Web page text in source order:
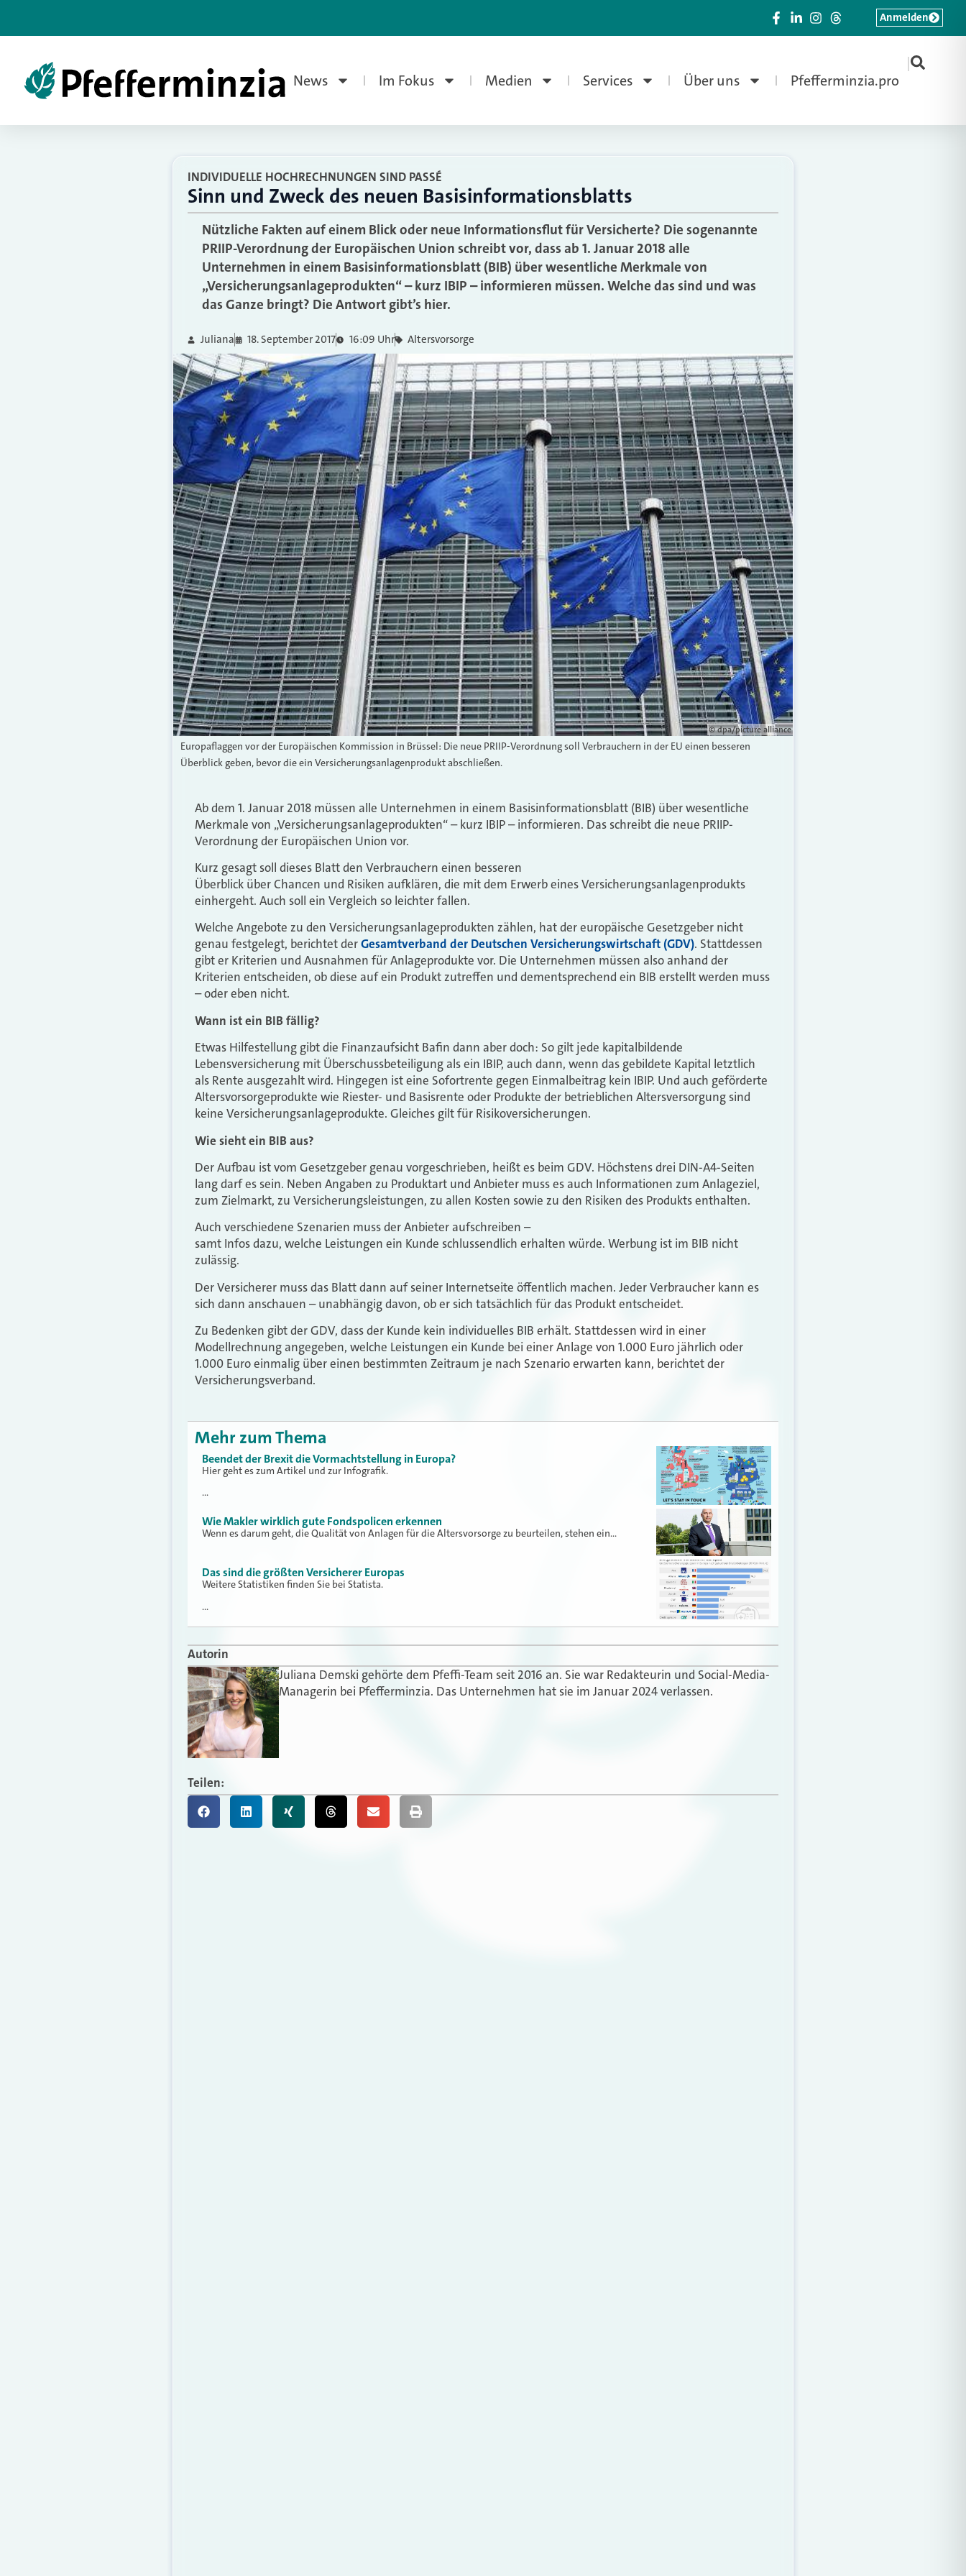
News Im Fokus Medien Services Über uns Pfefferminzia.pro
|
Anmelden
INDIVIDUELLE HOCHRECHNUNGEN SIND PASSÉ
Sinn und Zweck des neuen Basisinformationsblatts
Nützliche Fakten auf einem Blick oder neue Informationsflut für Versicherte? Die sogenannte
PRIIP-Verordnung der Europäischen Union schreibt vor, dass ab 1. Januar 2018 alle
Unternehmen in einem Basisinformationsblatt (BIB) über wesentliche Merkmale von
„Versicherungsanlageprodukten“ – kurz IBIP – informieren müssen. Welche das sind und was
das Ganze bringt? Die Antwort gibt’s hier.
Juliana 18. September 2017 16:09 Uhr Altersvorsorge
© dpa/picture alliance
Europaflaggen vor der Europäischen Kommission in Brüssel: Die neue PRIIP-Verordnung soll Verbrauchern in der EU einen besseren
Überblick geben, bevor die ein Versicherungsanlagenprodukt abschließen.
Ab dem 1. Januar 2018 müssen alle Unternehmen in einem Basisinformationsblatt (BIB) über wesentliche
Merkmale von „Versicherungsanlageprodukten“ – kurz IBIP – informieren. Das schreibt die neue PRIIP-
Verordnung der Europäischen Union vor.
Kurz gesagt soll dieses Blatt den Verbrauchern einen besseren
Überblick über Chancen und Risiken aufklären, die mit dem Erwerb eines Versicherungsanlagenprodukts
einhergeht. Auch soll ein Vergleich so leichter fallen.
Welche Angebote zu den Versicherungsanlageprodukten zählen, hat der europäische Gesetzgeber nicht
genau festgelegt, berichtet derGesamtverband der Deutschen Versicherungswirtschaft (GDV). Stattdessen
gibt er Kriterien und Ausnahmen für Anlageprodukte vor. Die Unternehmen müssen also anhand der
Kriterien entscheiden, ob diese auf ein Produkt zutreffen und dementsprechend ein BIB erstellt werden muss
– oder eben nicht.
Wann ist ein BIB fällig?
Etwas Hilfestellung gibt die Finanzaufsicht Bafin dann aber doch: So gilt jede kapitalbildende
Lebensversicherung mit Überschussbeteiligung als ein IBIP, auch dann, wenn das gebildete Kapital letztlich
als Rente ausgezahlt wird. Hingegen ist eine Sofortrente gegen Einmalbeitrag kein IBIP. Und auch geförderte
Altersvorsorgeprodukte wie Riester- und Basisrente oder Produkte der betrieblichen Altersversorgung sind
keine Versicherungsanlageprodukte. Gleiches gilt für Risikoversicherungen.
Wie sieht ein BIB aus?
Der Aufbau ist vom Gesetzgeber genau vorgeschrieben, heißt es beim GDV. Höchstens drei DIN-A4-Seiten
lang darf es sein. Neben Angaben zu Produktart und Anbieter muss es auch Informationen zum Anlageziel,
zum Zielmarkt, zu Versicherungsleistungen, zu allen Kosten sowie zu den Risiken des Produkts enthalten.
Auch verschiedene Szenarien muss der Anbieter aufschreiben –
samt Infos dazu, welche Leistungen ein Kunde schlussendlich erhalten würde. Werbung ist im BIB nicht
zulässig.
Der Versicherer muss das Blatt dann auf seiner Internetseite öffentlich machen. Jeder Verbraucher kann es
sich dann anschauen – unabhängig davon, ob er sich tatsächlich für das Produkt entscheidet.
Zu Bedenken gibt der GDV, dass der Kunde kein individuelles BIB erhält. Stattdessen wird in einer
Modellrechnung angegeben, welche Leistungen ein Kunde bei einer Anlage von 1.000 Euro jährlich oder
1.000 Euro einmalig über einen bestimmten Zeitraum je nach Szenario erwarten kann, berichtet der
Versicherungsverband.
Mehr zum Thema
Beendet der Brexit die Vormachtstellung in Europa?
Hier geht es zum Artikel und zur Infografik.
…
Wie Makler wirklich gute Fondspolicen erkennen
Wenn es darum geht, die Qualität von Anlagen für die Altersvorsorge zu beurteilen, stehen ein…
Das sind die größten Versicherer Europas
Weitere Statistiken finden Sie bei Statista.
…
Autorin
Juliana Demski gehörte dem Pfeffi-Team seit 2016 an. Sie war Redakteurin und Social-Media-
Managerin bei Pfefferminzia. Das Unternehmen hat sie im Januar 2024 verlassen.
Teilen: